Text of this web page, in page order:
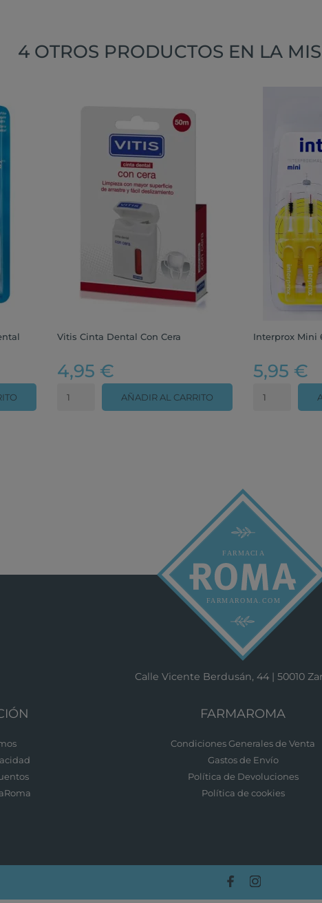
4 OTROS PRODUCTOS EN LA
Vitis Cinta Dental Con Cera
4,95 €
AÑADIR AL CARRITO
Interprox Mini
5,95 €
Calle Vicente Berdusán, 44 | 50010
FARMAROMA
Condiciones Generales de Venta
Gastos de Envío
Política de Devoluciones
Política de cookies